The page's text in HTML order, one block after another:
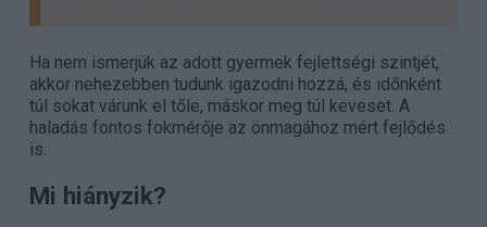
Ha nem ismerjük az adott gyermek fejlettségi szintjét,
akkor nehezebben tudunk igazodni hozzá, és időnként
túl sokat várunk el tőle, máskor meg túl keveset. A
haladás fontos fokmérője az önmagához mért fejlődés
is.
Mi hiányzik?